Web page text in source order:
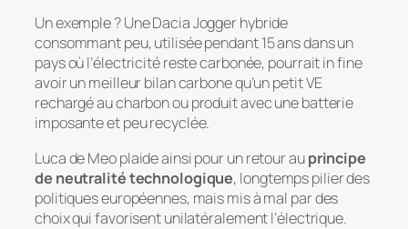
Un exemple ? Une Dacia Jogger hybride
consommant peu, utilisée pendant 15 ans dans un
pays où l’électricité reste carbonée, pourrait in fine
avoir un meilleur bilan carbone qu’un petit VE
rechargé au charbon ou produit avec une batterie
imposante et peu recyclée.
Luca de Meo plaide ainsi pour un retour auprincipe
de neutralité technologique, longtemps pilier des
politiques européennes, mais mis à mal par des
choix qui favorisent unilatéralement l’électrique.